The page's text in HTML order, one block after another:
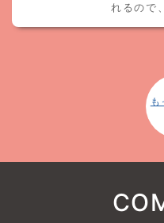
れるので